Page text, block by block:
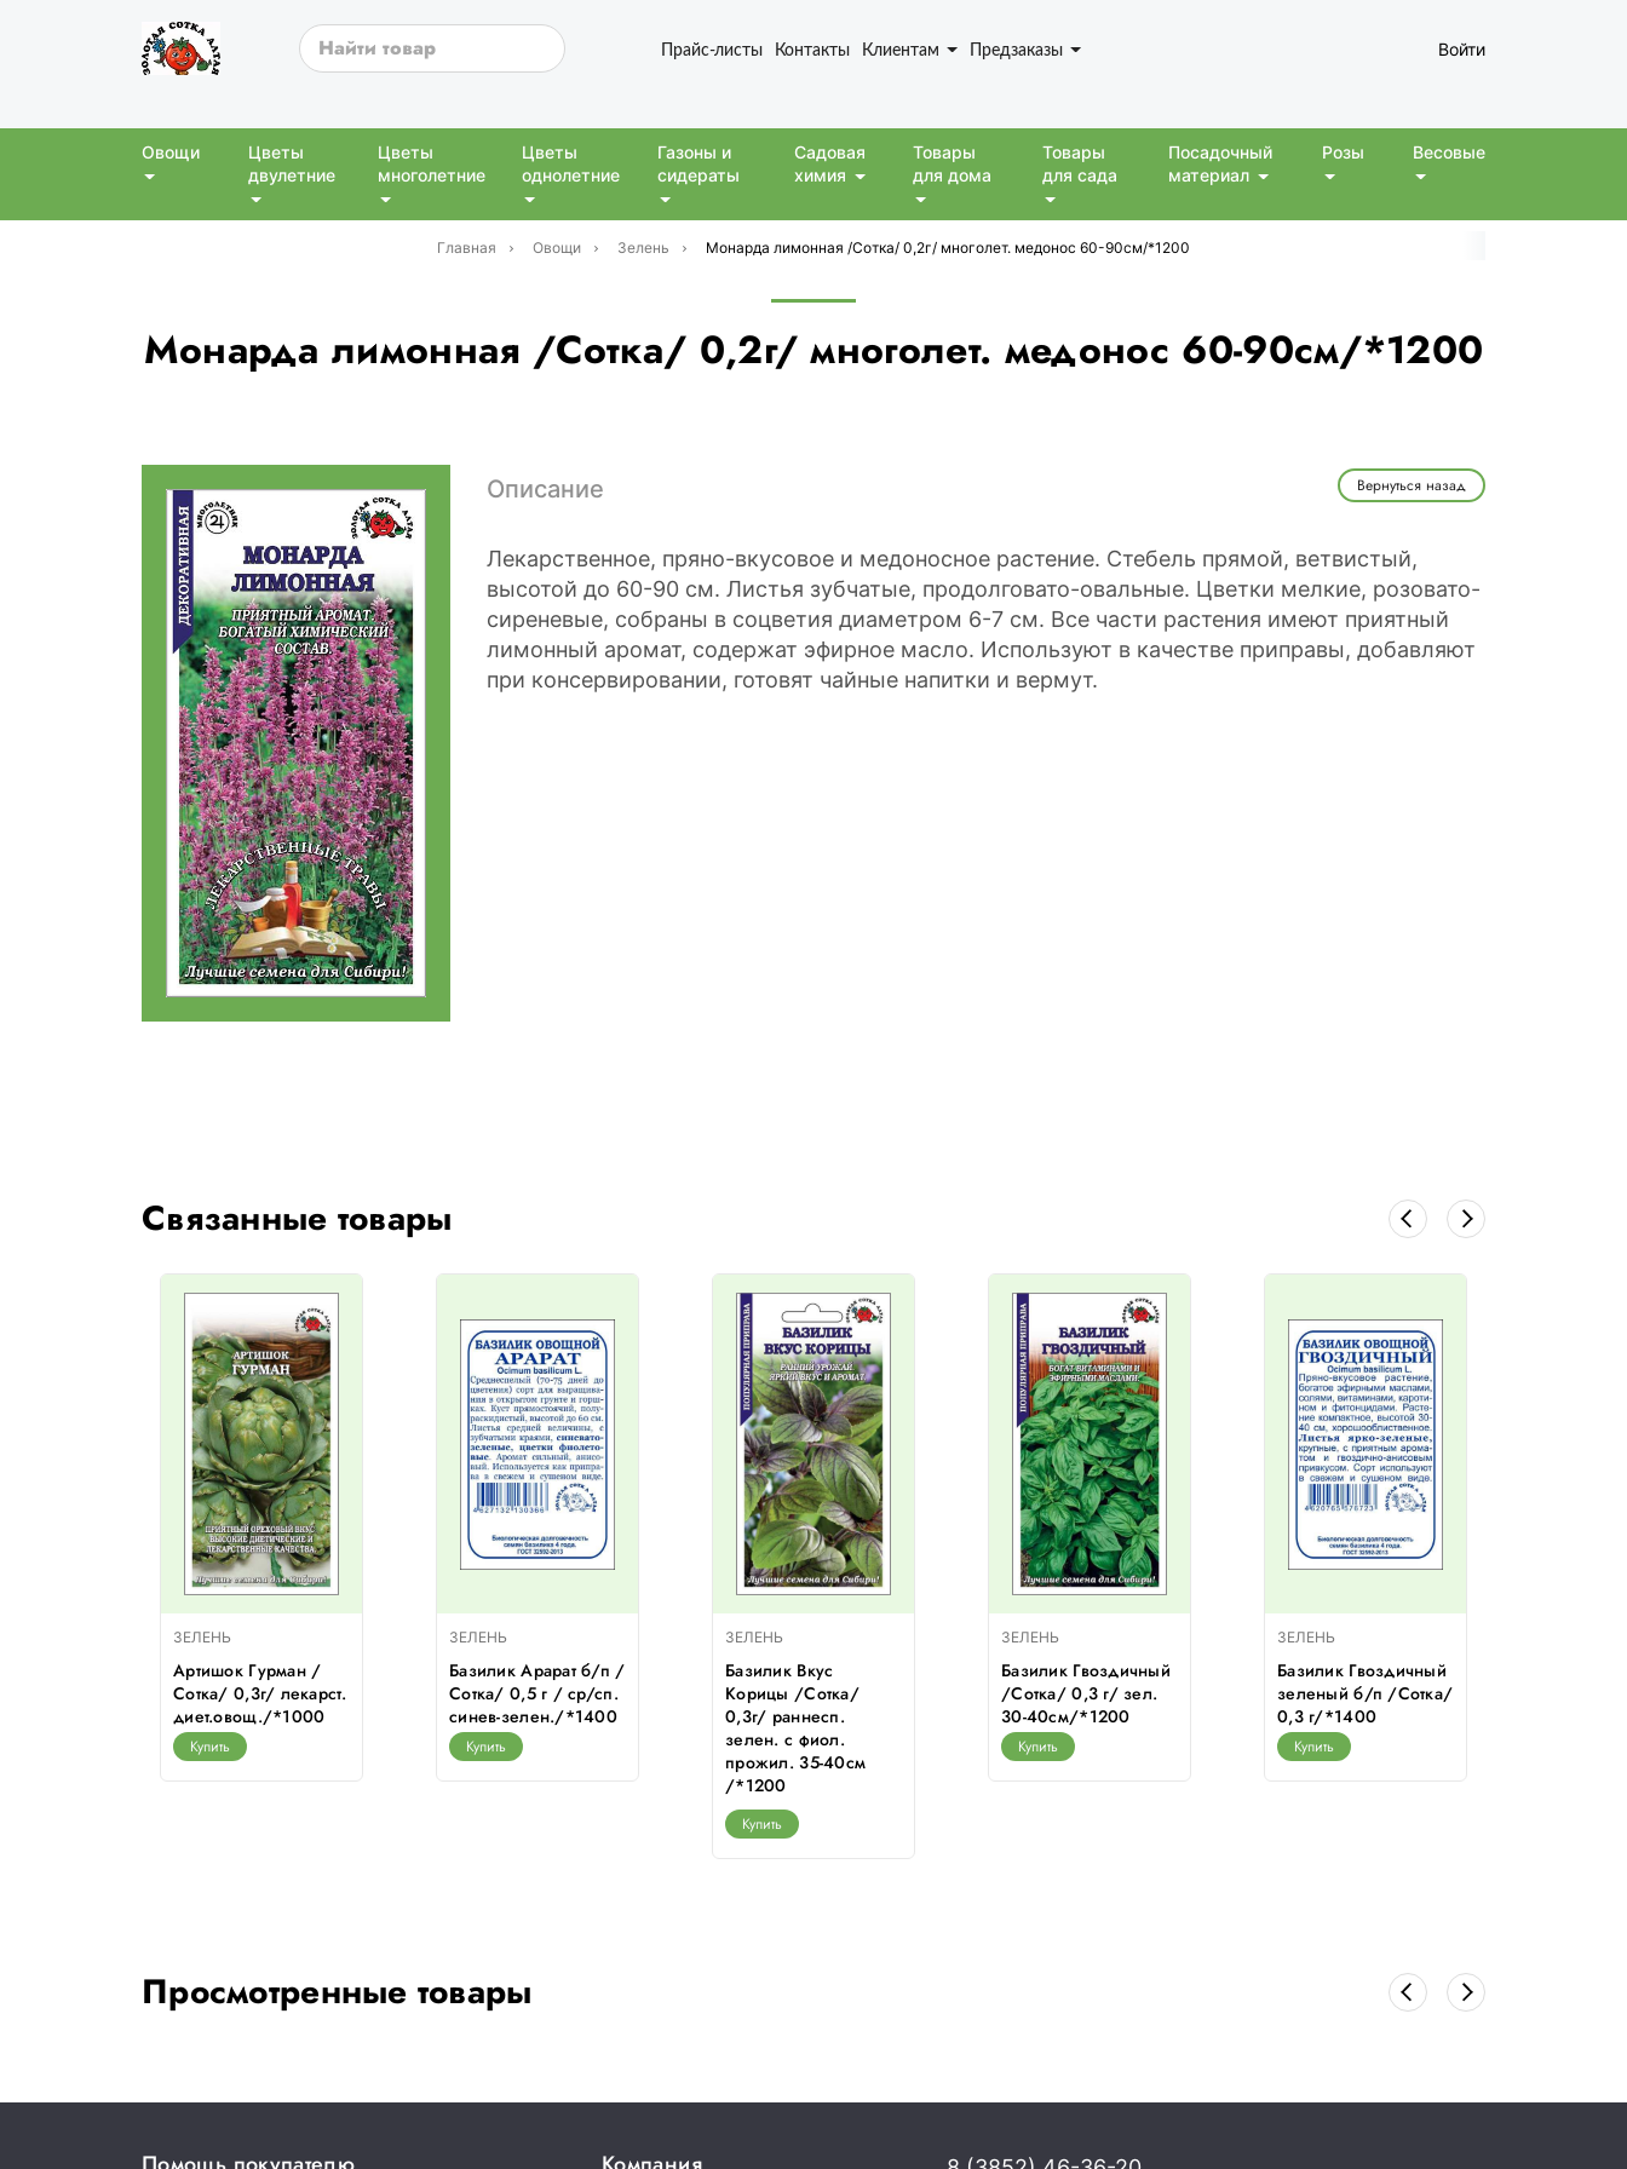
Прайс-листы Контакты Клиентам Предзаказы Войти
Овощи
Цветы
двулетние
Цветы
многолетние
Цветы
однолетние
Газоны и
сидераты
Садовая
химия
Товары
для дома
Товары
для сада
Посадочный
материал
Розы Весовые
Главная Овощи Зелень Монарда лимонная /Сотка/ 0,2г/ многолет. медонос 60-90см/*1200
Монарда лимонная /Сотка/ 0,2г/ многолет. медонос 60-90см/*1200
Вернуться назад
Описание
Лекарственное, пряно-вкусовое и медоносное растение. Стебель прямой, ветвистый,
высотой до 60-90 см. Листья зубчатые, продолговато-овальные. Цветки мелкие, розовато-
сиреневые, собраны в соцветия диаметром 6-7 см. Все части растения имеют приятный
лимонный аромат, содержат эфирное масло. Используют в качестве приправы, добавляют
при консервировании, готовят чайные напитки и вермут.
Связанные товары
ЗЕЛЕНЬ
Артишок Гурман /
Сотка/ 0,3г/ лекарст.
диет.овощ./*1000
Купить
ЗЕЛЕНЬ
Базилик Арарат б/п /
Сотка/ 0,5 г / ср/сп.
синев-зелен./*1400
Купить
ЗЕЛЕНЬ
Базилик Вкус
Корицы /Сотка/
0,3г/ раннесп.
зелен. с фиол.
прожил. 35-40см
/*1200
Купить
ЗЕЛЕНЬ
Базилик Гвоздичный
/Сотка/ 0,3 г/ зел.
30-40см/*1200
Купить
ЗЕЛЕНЬ
Базилик Гвоздичный
зеленый б/п /Сотка/
0,3 г/*1400
Купить
Просмотренные товары